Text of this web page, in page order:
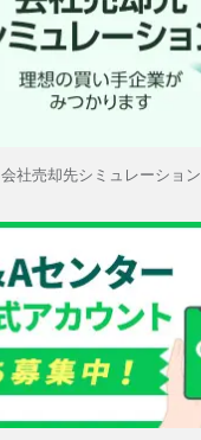
会社売却先シミュレーション